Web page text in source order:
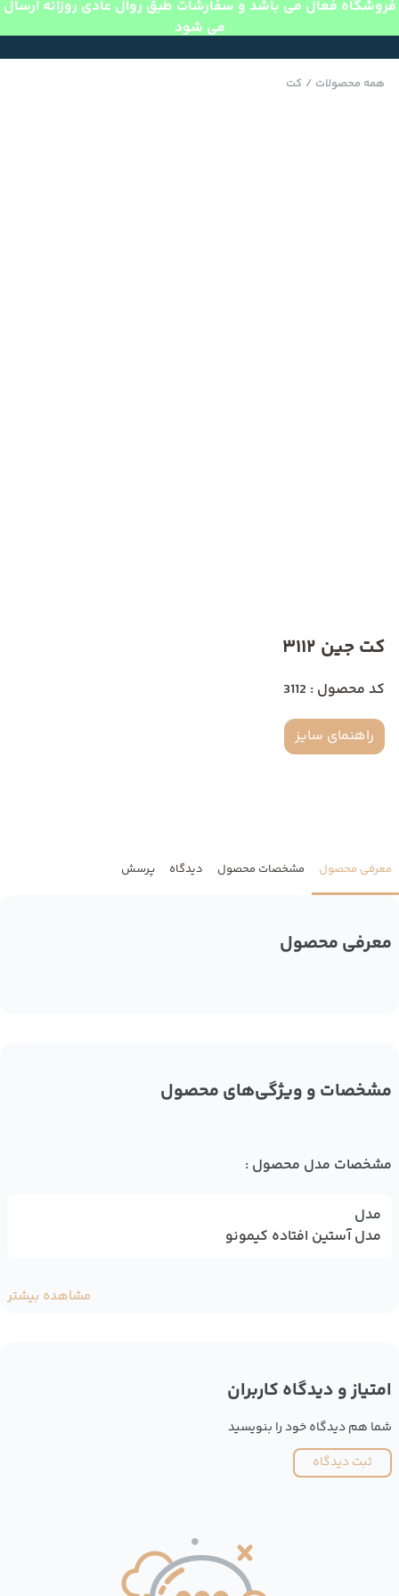
فروشگاه فعال می باشد و سفارشات طبق روال عادی روزانه ارسال
می شود
همه محصولات / کت
کت جین 3112
کد محصول : 3112
راهنمای سایز
معرفی محصول مشخصات محصول دیدگاه پرسش
معرفی محصول
مشخصات و ویژگی‌های محصول
مشخصات مدل محصول :
مدل
مدل آستین افتاده کیمونو
مشاهده بیشتر
امتیاز و دیدگاه کاربران
شما هم دیدگاه خود را بنویسید
ثبت دیدگاه